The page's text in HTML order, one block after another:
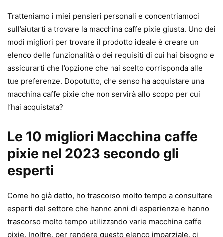
Tratteniamo i miei pensieri personali e concentriamoci
sull’aiutarti a trovare la macchina caffe pixie giusta. Uno dei
modi migliori per trovare il prodotto ideale è creare un
elenco delle funzionalità o dei requisiti di cui hai bisogno e
assicurarti che l’opzione che hai scelto corrisponda alle
tue preferenze. Dopotutto, che senso ha acquistare una
macchina caffe pixie che non servirà allo scopo per cui
l’hai acquistata?
Le 10 migliori Macchina caffe
pixie nel 2023 secondo gli
esperti
Come ho già detto, ho trascorso molto tempo a consultare
esperti del settore che hanno anni di esperienza e hanno
trascorso molto tempo utilizzando varie macchina caffe
pixie. Inoltre, per rendere questo elenco imparziale, ci